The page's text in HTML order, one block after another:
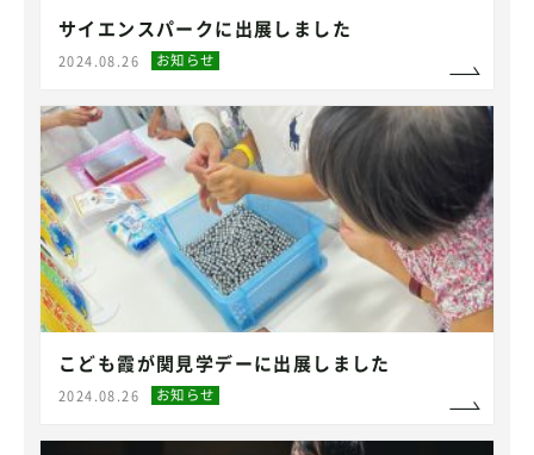
サイエンスパークに出展しました
2024.08.26 お知らせ
こども霞が関見学デーに出展しました
2024.08.26 お知らせ